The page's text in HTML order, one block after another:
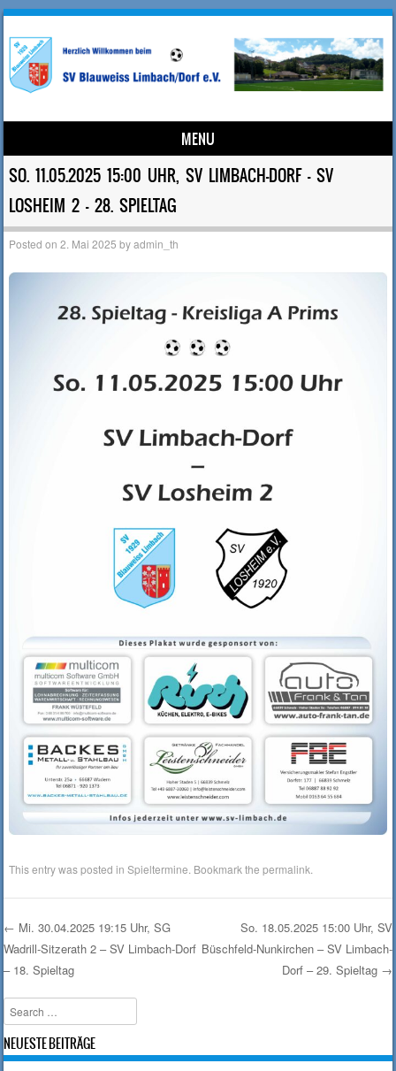
MENU
Skip to content
SO. 11.05.2025 15:00 UHR, SV LIMBACH-DORF – SV
LOSHEIM 2 – 28. SPIELTAG
Posted on2. Mai 2025 byadmin_th
This entry was posted inSpieltermine . Bookmark thepermalink
Post navigation
← Mi. 30.04.2025 19:15 Uhr, SG
Wadrill-Sitzerath 2 – SV Limbach-Dorf
– 18. Spieltag
So. 18.05.2025 15:00 Uhr, SV
Büschfeld-Nunkirchen – SV Limbach-
Dorf – 29. Spieltag →
Search
NEUESTE BEITRÄGE